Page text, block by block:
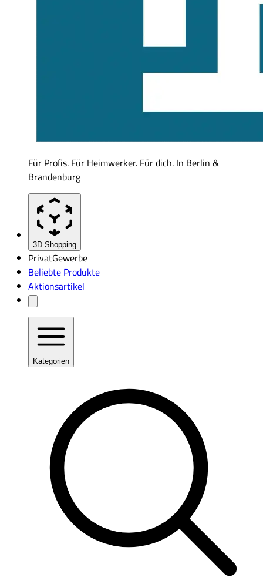
Für Profis. Für Heimwerker. Für dich. In Berlin &
Brandenburg
3D Shopping
PrivatGewerbe
Beliebte Produkte
Aktionsartikel
Kategorien